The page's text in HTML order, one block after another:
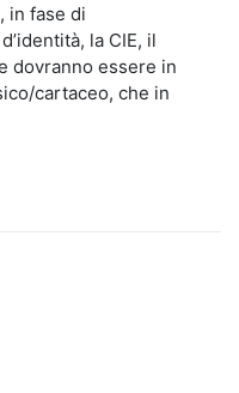
, in fase di
la CIE, il
dovranno essere in
cartaceo, che in